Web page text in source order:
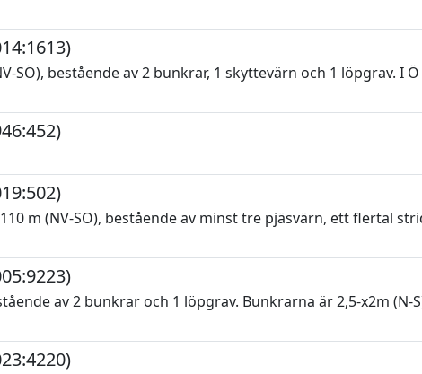
SÖ), bestående av 2 bunkrar, 1 skyttevärn och 1 löpgrav. I
m (NV-SO), bestående av minst tre pjäsvärn, ett flertal
av 2 bunkrar och 1 löpgrav. Bunkrarna är 2,5-x2m (N-